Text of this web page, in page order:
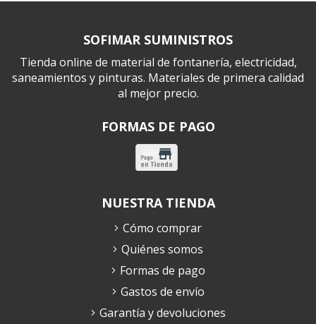
SOFIMAR SUMINISTROS
Tienda online de material de fontanería, electricidad,
saneamientos y pinturas. Materiales de primera calidad
al mejor precio.
FORMAS DE PAGO
NUESTRA TIENDA
Cómo comprar
Quiénes somos
Formas de pago
Gastos de envío
Garantía y devoluciones